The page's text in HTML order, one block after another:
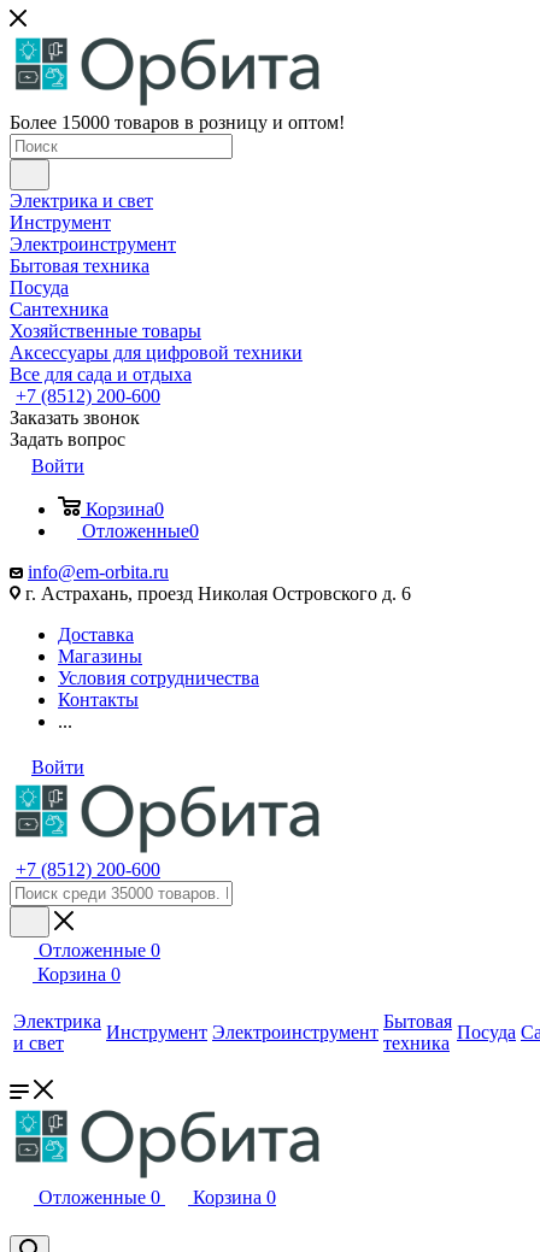
Более 15000 товаров в розницу и оптом!
Электрика и свет
Инструмент
Электроинструмент
Бытовая техника
Посуда
Сантехника
Хозяйственные товары
Аксессуары для цифровой техники
Все для сада и отдыха
+7 (8512) 200-600
Заказать звонок
Задать вопрос
Войти
Корзина0
Отложенные0
info@em-orbita.ru
г. Астрахань, проезд Николая Островского д. 6
Доставка
Магазины
Условия сотрудничества
Контакты
...
Войти
+7 (8512) 200-600
Отложенные 0
Корзина 0
Электрика
и свет
Инструмент Электроинструмент
Бытовая
техника
Посуда
Отложенные 0 Корзина 0